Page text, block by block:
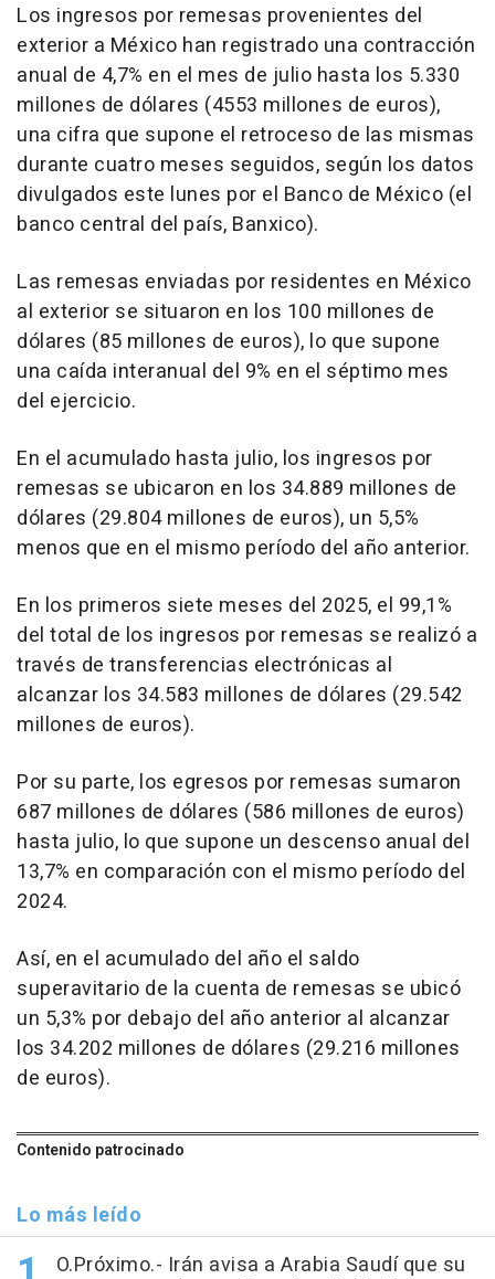
Los ingresos por remesas provenientes del
exterior a México han registrado una contracción
anual de 4,7% en el mes de julio hasta los 5.330
millones de dólares (4553 millones de euros),
una cifra que supone el retroceso de las mismas
durante cuatro meses seguidos, según los datos
divulgados este lunes por el Banco de México (el
banco central del país, Banxico).
Las remesas enviadas por residentes en México
al exterior se situaron en los 100 millones de
dólares (85 millones de euros), lo que supone
una caída interanual del 9% en el séptimo mes
del ejercicio.
En el acumulado hasta julio, los ingresos por
remesas se ubicaron en los 34.889 millones de
dólares (29.804 millones de euros), un 5,5%
menos que en el mismo período del año anterior.
En los primeros siete meses del 2025, el 99,1%
del total de los ingresos por remesas se realizó a
través de transferencias electrónicas al
alcanzar los 34.583 millones de dólares (29.542
millones de euros).
Por su parte, los egresos por remesas sumaron
687 millones de dólares (586 millones de euros)
hasta julio, lo que supone un descenso anual del
13,7% en comparación con el mismo período del
2024.
Así, en el acumulado del año el saldo
superavitario de la cuenta de remesas se ubicó
un 5,3% por debajo del año anterior al alcanzar
los 34.202 millones de dólares (29.216 millones
de euros).
Contenido patrocinado
Lo más leído
O.Próximo.- Irán avisa a Arabia Saudí que su